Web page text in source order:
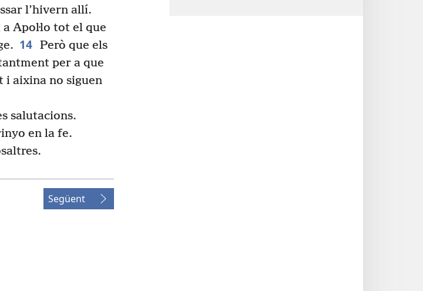
l’hivern allí.
Apol·lo tot el que
14 Però que els
per a que
i aixina no siguen
salutacions.
en la fe.
Següent